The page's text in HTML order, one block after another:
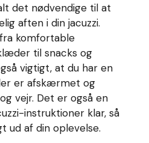
det nødvendige til at
aften i din jacuzzi.
komfortable
til snacks og
vigtigt, at du har en
er afskærmet og
vejr. Det er også en
instruktioner klar, så
ud af din oplevelse.